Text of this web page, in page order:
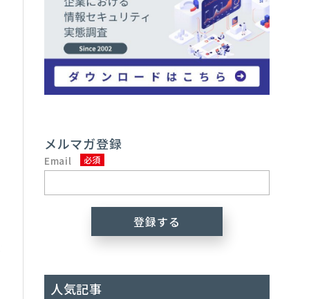
メルマガ登録
Email
人気記事